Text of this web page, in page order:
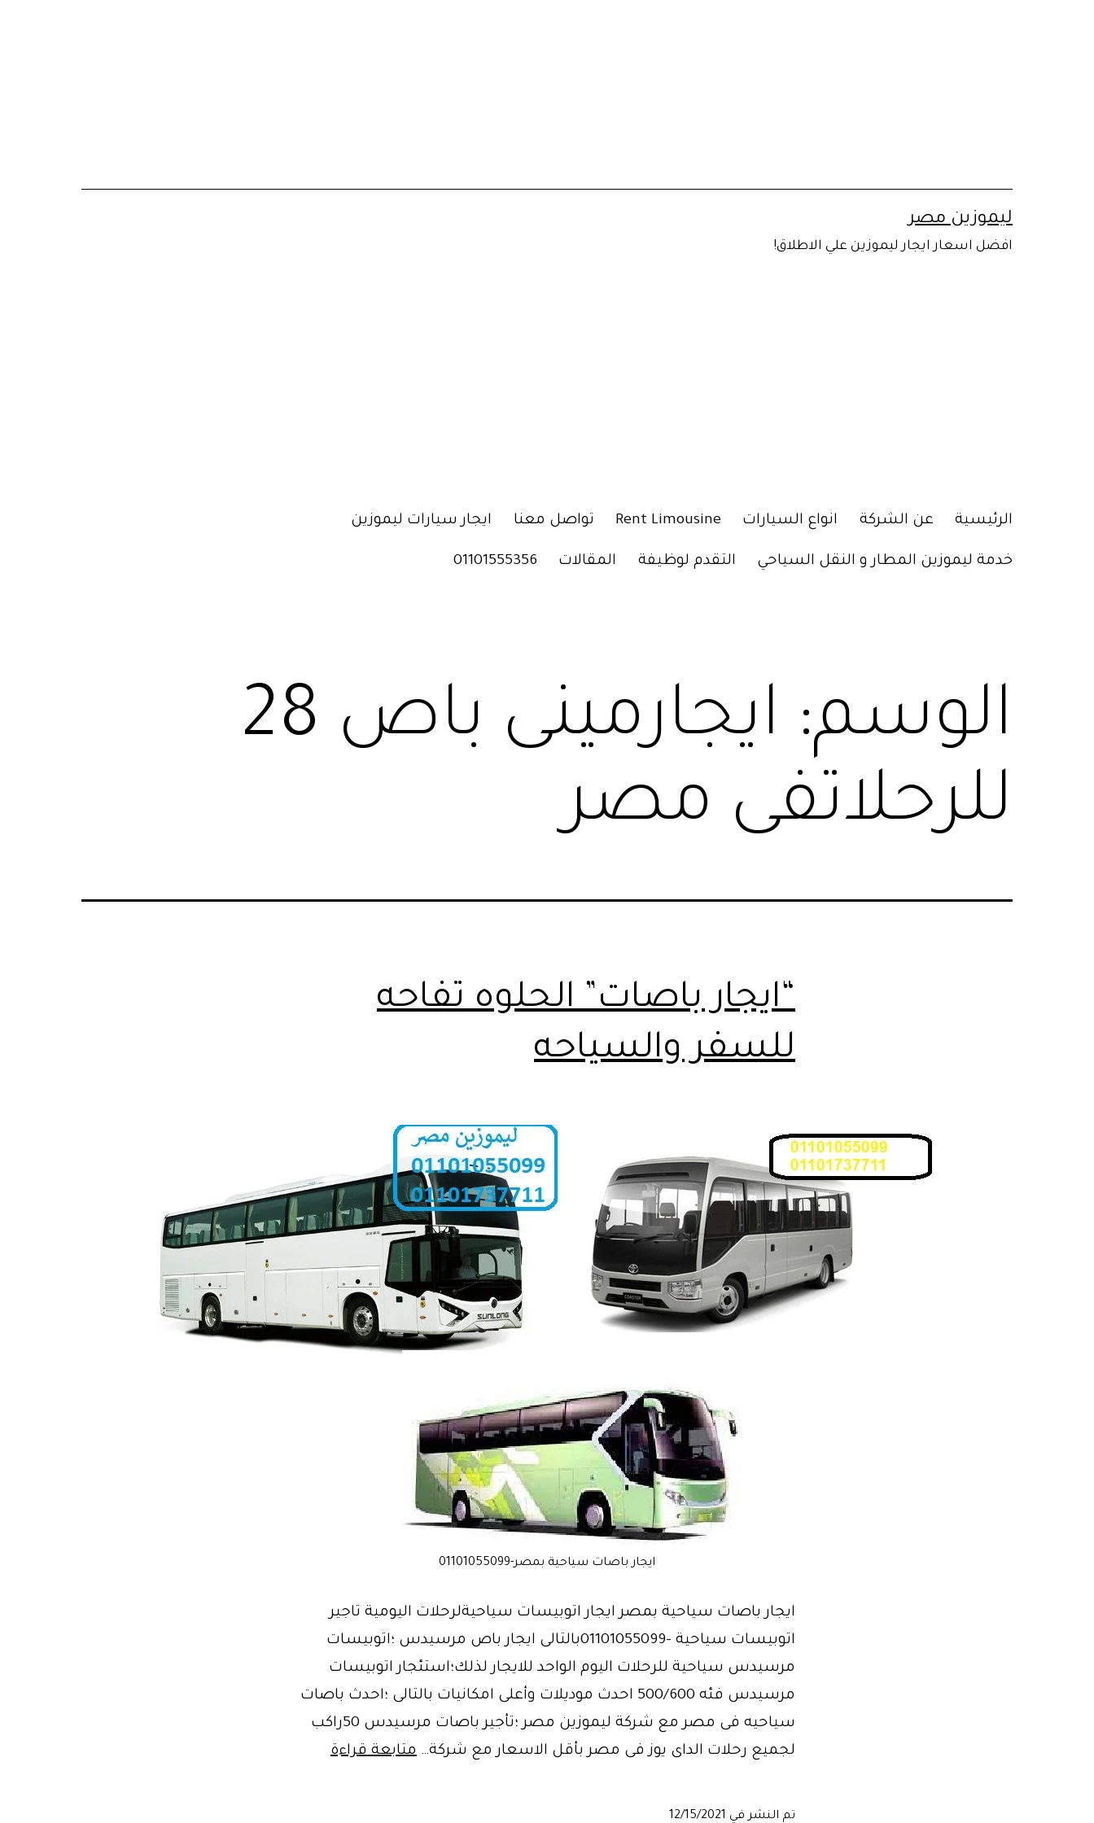
ليموزين مصر
افضل اسعار ايجار ليموزين علي الاطلاق!
الرئيسية عن الشركة انواع السيارات Rent Limousine تواصل معنا ايجار سيارات ليموزين
خدمة ليموزين المطار و النقل السياحي التقدم لوظيفة المقالات 01101555356
الوسم:
ايجارمينى باص 28
للرحلاتفى مصر
“ايجار باصات” الحلوه تفاحه
للسفر والسياحه
ايجار باصات سياحية بمصر-01101055099
ايجار باصات سياحية بمصر ايجار اتوبيسات سياحيةلرحلات اليومية تاجير
اتوبيسات سياحية -01101055099بالتالى ايجار باص مرسيدس ؛اتوبيسات
مرسيدس سياحية للرحلات اليوم الواحد للايجار لذلك؛استئجار اتوبيسات
مرسيدس فئه 500/600 احدث موديلات وأعلى امكانيات بالتالى ؛احدث باصات
سياحيه فى مصر مع شركة ليموزين مصر ؛تأجير باصات مرسيدس 50راكب
لجميع رحلات الداى يوز فى مصر بأقل الاسعار مع شركة… متابعة قراءة
تم النشر في 12/15/2021